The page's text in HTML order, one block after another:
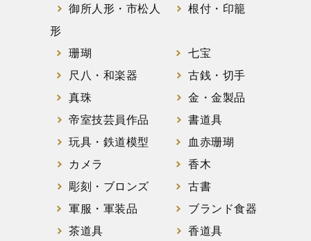
御所人形・市松人
形
根付・印籠
珊瑚
七宝
尺八・和楽器
古銭・切手
真珠
金・金製品
帝室技芸員作品
書道具
玩具・鉄道模型
血赤珊瑚
カメラ
香木
彫刻・ブロンズ
古書
軍服・軍装品
ブランド食器
茶道具
香道具